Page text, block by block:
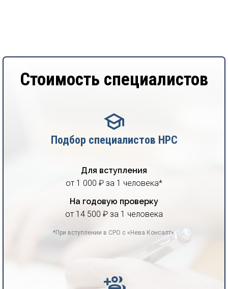
Стоимость специалистов
Подбор специалистов НРС
Для вступления
от 1 000 ₽ за 1 человека*
На годовую проверку
от 14 500 ₽ за 1 человека
*При вступлении в СРО с «Нева Консалт».